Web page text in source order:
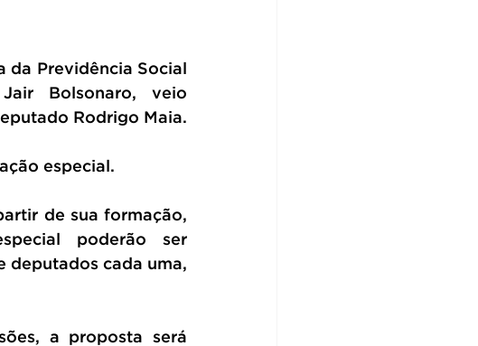
da Previdência Social
Bolsonaro, veio
Rodrigo Maia.
especial.
de sua formação,
poderão ser
deputados cada uma,
a proposta será